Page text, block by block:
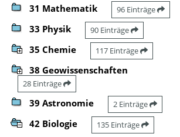
31 Mathematik 96 Einträge
33 Physik 90 Einträge
35 Chemie 117 Einträge
38 Geowissenschaften
28 Einträge
39 Astronomie 2 Einträge
42 Biologie 135 Einträge